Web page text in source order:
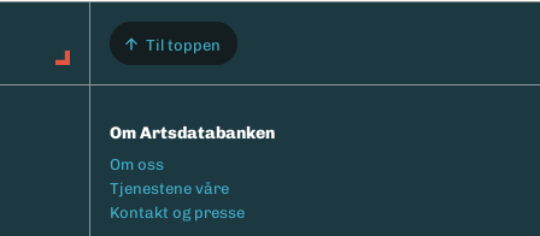
Til toppen
Om Artsdatabanken
Footermeny
Om oss
Tjenestene våre
Kontakt og presse